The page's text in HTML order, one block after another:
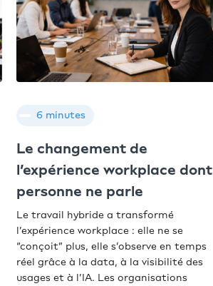
6 minutes
Le changement de
l’expérience workplace dont
personne ne parle
Le travail hybride a transformé
l’expérience workplace : elle ne se
“conçoit” plus, elle s’observe en temps
réel grâce à la data, à la visibilité des
usages et à l’IA. Les organisations